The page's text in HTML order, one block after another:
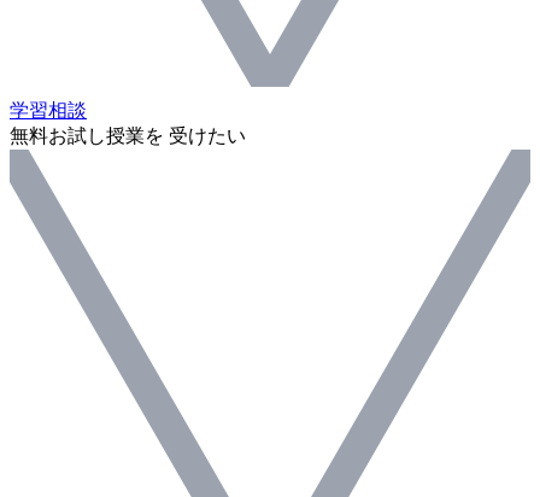
学習相談
無料お試し授業を 受けたい